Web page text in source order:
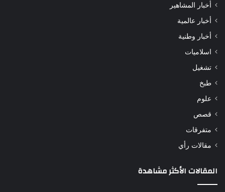
أخبار المشاهير
أخبار عالمية
أخبار وطنية
اسلاميات
تشغيل
طبخ
علوم
قصص
متفرقات
مقالات رأي
المقالات الأكثر مشاهدة